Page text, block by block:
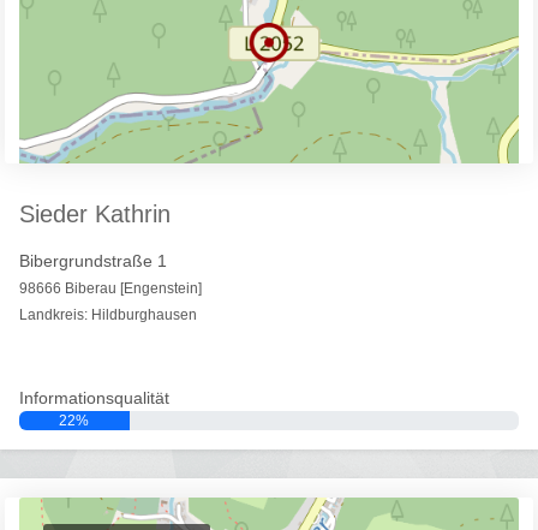
Sieder Kathrin
Bibergrundstraße 1
98666 Biberau [Engenstein]
Landkreis: Hildburghausen
Informationsqualität
22%